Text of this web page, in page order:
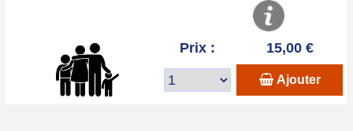
Prix : 15,00 €
Ajouter